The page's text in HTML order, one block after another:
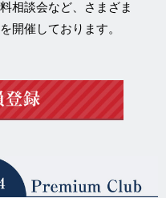
相談会など、さまざま
開催 しております。